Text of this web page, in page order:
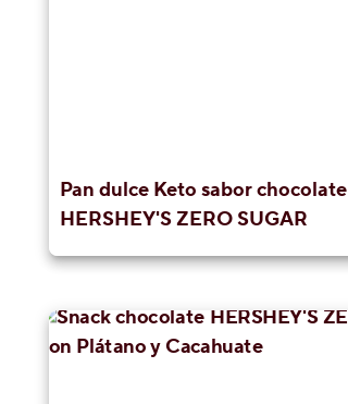
Pan dulce Keto sabor chocolate
HERSHEY'S ZERO SUGAR